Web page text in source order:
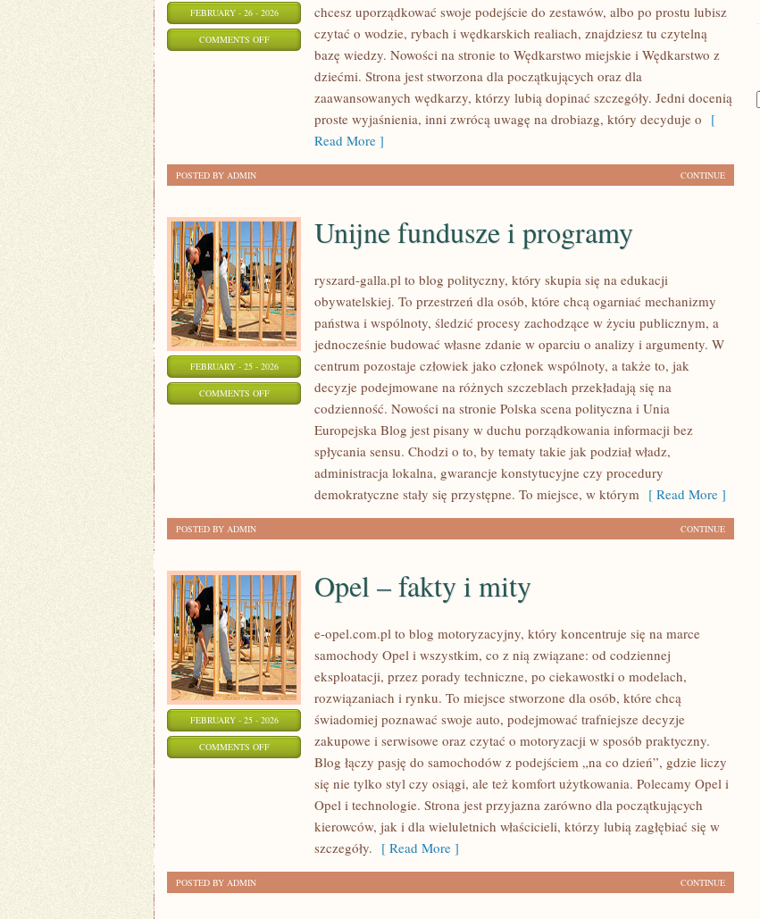
FEBRUARY - 26 - 2026
COMMENTS OFFON
chcesz uporządkować swoje podejście do zestawów, albo po prostu lubisz
czytać o wodzie, rybach i wędkarskich realiach, znajdziesz tu czytelną
bazę wiedzy. Nowości na stronie to Wędkarstwo miejskie i Wędkarstwo z
dziećmi. Strona jest stworzona dla początkujących oraz dla
zaawansowanych wędkarzy, którzy lubią dopinać szczegóły. Jedni docenią
proste wyjaśnienia, inni zwrócą uwagę na drobiazg, który decyduje o [
Read More ]
CONTINUE
POSTED BY ADMIN
FEBRUARY - 25 - 2026
COMMENTS OFFON
FUNDUSZE
PROGRAMY
Unijne fundusze i programy
ryszard-galla.pl to blog polityczny, który skupia się na edukacji
obywatelskiej. To przestrzeń dla osób, które chcą ogarniać mechanizmy
państwa i wspólnoty, śledzić procesy zachodzące w życiu publicznym, a
jednocześnie budować własne zdanie w oparciu o analizy i argumenty. W
centrum pozostaje człowiek jako członek wspólnoty, a także to, jak
decyzje podejmowane na różnych szczeblach przekładają się na
codzienność. Nowości na stronie Polska scena polityczna i Unia
Europejska Blog jest pisany w duchu porządkowania informacji bez
spłycania sensu. Chodzi o to, by tematy takie jak podział władz,
administracja lokalna, gwarancje konstytucyjne czy procedury
demokratyczne stały się przystępne. To miejsce, w którym [ Read More ]
CONTINUE
POSTED BY ADMIN
FEBRUARY - 25 - 2026
COMMENTS OFFON
Opel – fakty i mity
e-opel.com.pl to blog motoryzacyjny, który koncentruje się na marce
samochody Opel i wszystkim, co z nią związane: od codziennej
eksploatacji, przez porady techniczne, po ciekawostki o modelach,
rozwiązaniach i rynku. To miejsce stworzone dla osób, które chcą
świadomiej poznawać swoje auto, podejmować trafniejsze decyzje
zakupowe i serwisowe oraz czytać o motoryzacji w sposób praktyczny.
Blog łączy pasję do samochodów z podejściem „na co dzień”, gdzie liczy
się nie tylko styl czy osiągi, ale też komfort użytkowania. Polecamy Opel i
Opel i technologie. Strona jest przyjazna zarówno dla początkujących
kierowców, jak i dla wieluletnich właścicieli, którzy lubią zagłębiać się w
szczegóły. [ Read More ]
CONTINUE
POSTED BY ADMIN